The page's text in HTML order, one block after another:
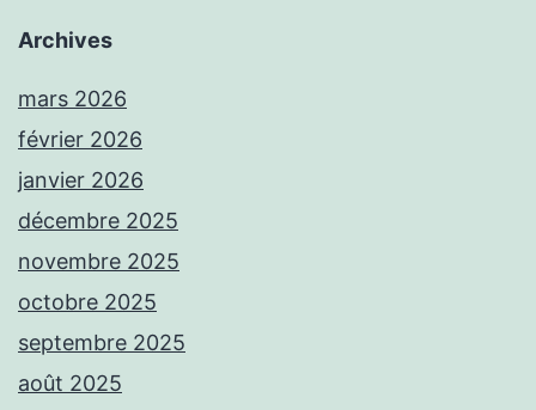
Archives
mars 2026
février 2026
janvier 2026
décembre 2025
novembre 2025
octobre 2025
septembre 2025
août 2025